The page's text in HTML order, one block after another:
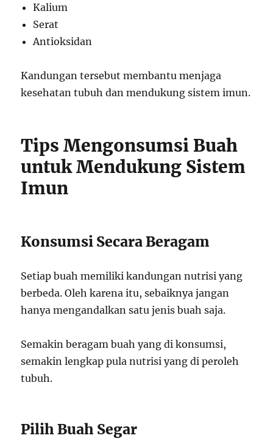
Kalium
Serat
Antioksidan
Kandungan tersebut membantu menjaga
kesehatan tubuh dan mendukung sistem imun.
Tips Mengonsumsi Buah
untuk Mendukung Sistem
Imun
Konsumsi Secara Beragam
Setiap buah memiliki kandungan nutrisi yang
berbeda. Oleh karena itu, sebaiknya jangan
hanya mengandalkan satu jenis buah saja.
Semakin beragam buah yang di konsumsi,
semakin lengkap pula nutrisi yang di peroleh
tubuh.
Pilih Buah Segar